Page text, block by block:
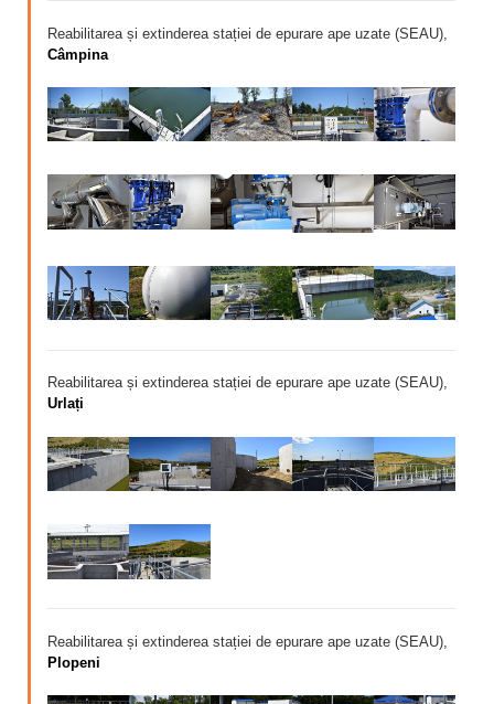
Reabilitarea și extinderea stației de epurare ape uzate (SEAU),
Câmpina
Reabilitarea și extinderea stației de epurare ape uzate (SEAU),
Urlați
Reabilitarea și extinderea stației de epurare ape uzate (SEAU),
Plopeni